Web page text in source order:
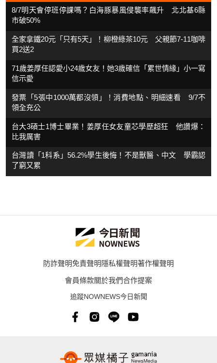
8/7明天會停班停課嗎？白海豚暴風侵襲率飆升 北北基6縣
市破50%
全家拿鐵20元「只有5天」！柳橙綠茶10元 父親節7-11咖啡
買2送2
71歲姜厚任認愛小24歲女友！她3歲確信「累世情緣」小一寫
信示愛
發票「5張中1000萬都沒領」！消費地點、明細速看 9/7不
領全充公
台大3碩士1博士畢業！姜厚任女友童芯學歷超狂 他讚爆：
比我厲害
台灣讀「1科系」56.2%學生後悔！不是獸醫、中文 學霸認
了窮又累
防詐聲明免責聲明隱私權聲明著作權聲明
會員條款關於我們合作提案
追蹤NOWNEWS今日新聞